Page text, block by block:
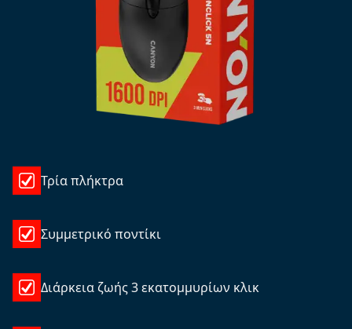
Τρία πλήκτρα
Συμμετρικό ποντίκι
Διάρκεια ζωής 3 εκατομμυρίων κλικ